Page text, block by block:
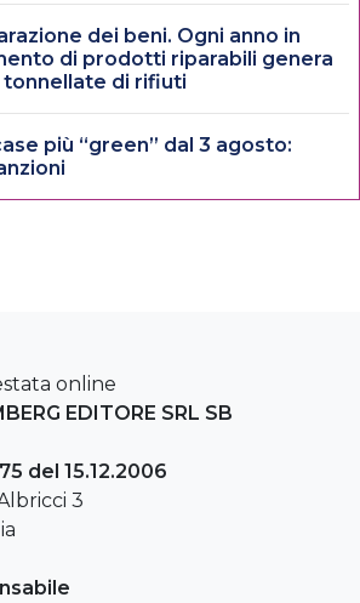
dei beni. Ogni anno in
di prodotti riparabili genera
tonnellate di rifiuti
più “green” dal 3 agosto:
online
EDITORE SRL SB
del 15.12.2006
3